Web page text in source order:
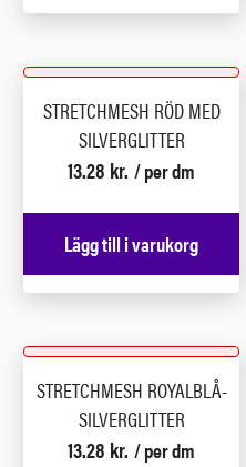
STRETCHMESH RÖD MED
SILVERGLITTER
13.28 kr. / per dm
Lägg till i varukorg
STRETCHMESH ROYALBLÅ-
SILVERGLITTER
13.28 kr. / per dm